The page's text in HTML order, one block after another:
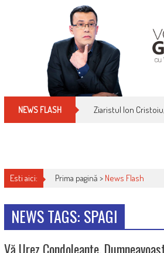
NEWS FLASH Ziaristul Ion
Esti aici: Prima pagină > News Flash
NEWS TAGS: SPAGI
Vă Urez Condoleanțe,